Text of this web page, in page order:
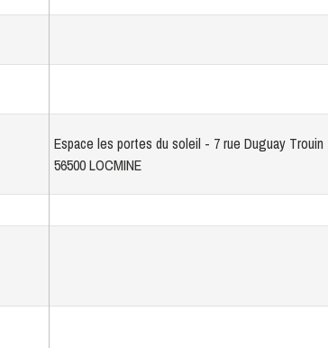
Espace les portes du soleil - 7 rue Duguay Trouin
56500 LOCMINE